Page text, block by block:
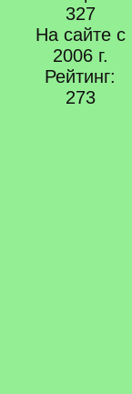
327
На сайте с
2006 г.
Рейтинг:
273